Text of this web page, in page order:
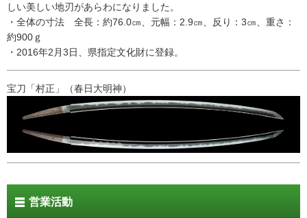
しい美しい地刃があらわになりました。
・全体の寸法 全長：約76.0㎝、元幅：2.9㎝、反り：3㎝、重さ：
約900ｇ
・2016年2月3日、県指定文化財に登録。
宝刀「村正」（春日大明神）
営業活動